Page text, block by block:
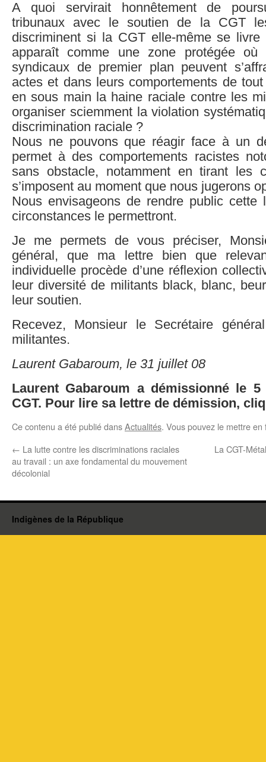
A quoi servirait honnêtement de
tribunaux avec le soutien de la CGT
discriminent si la CGT elle-même se
apparaît comme une zone protégée où
syndicaux de premier plan peuvent
actes et dans leurs comportements de
en sous main la haine raciale contre les
organiser sciemment la violation
discrimination raciale ?
Nous ne pouvons que réagir face à un
permet à des comportements racistes
sans obstacle, notamment en tirant les
s’imposent au moment que nous jugerons
Nous envisageons de rendre public cette
circonstances le permettront.
Je me permets de vous préciser,
général, que ma lettre bien que
individuelle procède d’une réflexion
leur diversité de militants black, blanc,
leur soutien.
Recevez, Monsieur le Secrétaire
militantes.
Laurent Gabaroum, le 31 juillet 08
Laurent Gabaroum a démissionné le
CGT. Pour lire sa lettre de démission,
Ce contenu a été publié dansActualités. Vous pouvez le mettre
← La lutte contre les discriminations raciales
au travail : un axe fondamental du mouvement
décolonial
La CGT-
Indigènes de la République